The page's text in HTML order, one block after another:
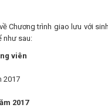
trình giao lưu với sinh
như sau:
viên
2017
2017